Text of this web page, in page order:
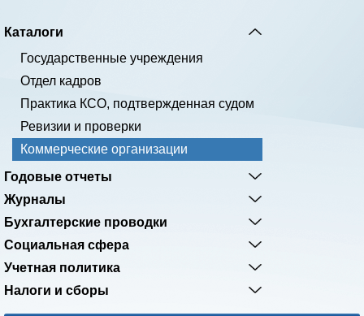
Каталоги
Государственные учреждения
Отдел кадров
Практика КСО, подтвержденная судом
Ревизии и проверки
Коммерческие организации
Годовые отчеты
Журналы
Бухгалтерские проводки
Социальная сфера
Учетная политика
Налоги и сборы